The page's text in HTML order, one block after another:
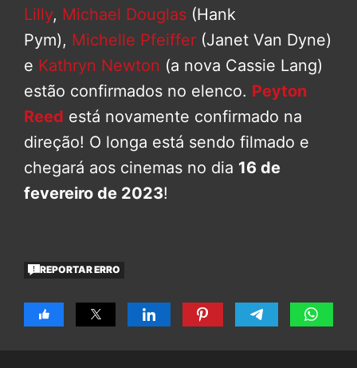
Lilly, Michael Douglas (Hank
Pym), Michelle Pfeiffer (Janet Van Dyne)
e Kathryn Newton (a nova Cassie Lang)
estão confirmados no elenco. Peyton
Reed está novamente confirmado na
direção! O longa está sendo filmado e
chegará aos cinemas no dia 16 de
fevereiro de 2023!
REPORTAR ERRO